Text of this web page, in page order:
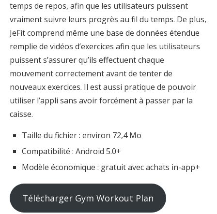
temps de repos, afin que les utilisateurs puissent
vraiment suivre leurs progrès au fil du temps. De plus,
JeFit comprend même une base de données étendue
remplie de vidéos d’exercices afin que les utilisateurs
puissent s’assurer qu’ils effectuent chaque
mouvement correctement avant de tenter de
nouveaux exercices. Il est aussi pratique de pouvoir
utiliser l’appli sans avoir forcément à passer par la
caisse.
Taille du fichier : environ 72,4 Mo
Compatibilité : Android 5.0+
Modèle économique : gratuit avec achats in-app+
Télécharger Gym Workout Plan